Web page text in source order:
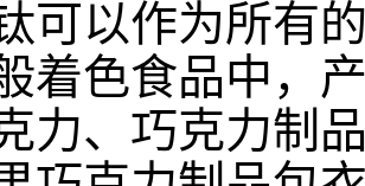
可以作为所有
着色食品中，
力、巧克力制